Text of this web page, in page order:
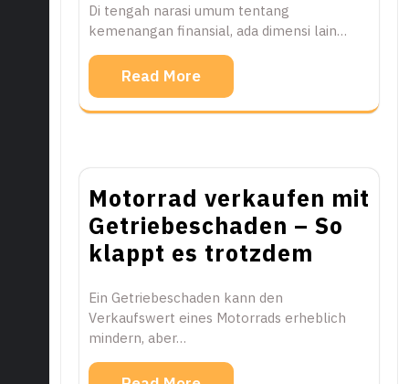
Di tengah narasi umum tentang
kemenangan finansial, ada dimensi lain…
Read More
Motorrad verkaufen mit
Getriebeschaden – So
klappt es trotzdem
Ein Getriebeschaden kann den
Verkaufswert eines Motorrads erheblich
mindern, aber…